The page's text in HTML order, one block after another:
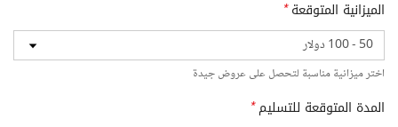
الميزانية المتوقعة*
اختر ميزانية مناسبة لتحصل على عروض جيدة
المدة المتوقعة للتسليم*